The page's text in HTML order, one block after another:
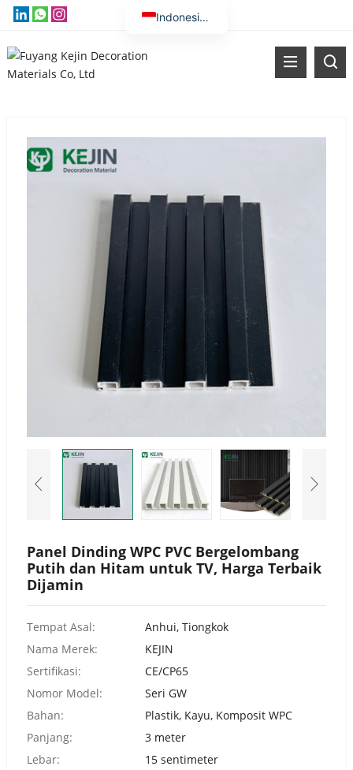
Panel Dinding WPC PVC Bergelombang
Putih dan Hitam untuk TV, Harga Terbaik
Dijamin
Tempat Asal:
Anhui, Tiongkok
Nama Merek:
KEJIN
Sertifikasi:
CE/CP65
Nomor Model:
Seri GW
Bahan:
Plastik, Kayu, Komposit WPC
Panjang:
3 meter
Lebar:
15 sentimeter
Indonesian
Korean
Bengali
Turkish
Japanese
French
Myanmar